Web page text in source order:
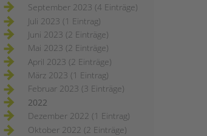
September 2023 (4 Einträge)
Juli 2023 (1 Eintrag)
Juni 2023 (2 Einträge)
Mai 2023 (2 Einträge)
April 2023 (2 Einträge)
März 2023 (1 Eintrag)
Februar 2023 (3 Einträge)
2022
Dezember 2022 (1 Eintrag)
Oktober 2022 (2 Einträge)